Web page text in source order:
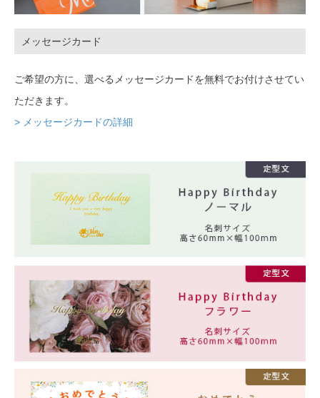
メッセージカード
ご希望の方に、選べるメッセージカードを無料でお付けさせてい
ただきます。
> メッセージカードの詳細